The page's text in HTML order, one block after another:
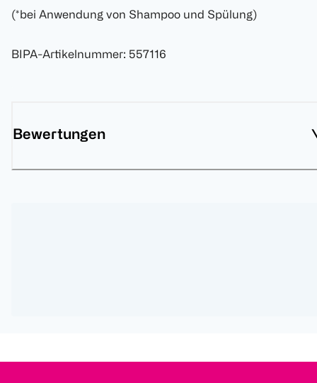
(*bei Anwendung von Shampoo und Spülung)
BIPA-Artikelnummer: 557116
Bewertungen